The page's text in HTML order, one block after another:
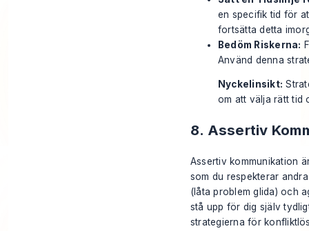
en specifik tid för
fortsätta detta
Bedöm Riskerna:
Använd denna
Nyckelinsikt:
om att välja rätt tid
8. Assertiv
Assertiv kommunikation
som du respekterar
(låta problem glida) och
stå upp för dig själv
strategierna för